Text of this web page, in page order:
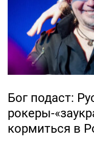
Бог подаст:
рокеры-
кормиться в